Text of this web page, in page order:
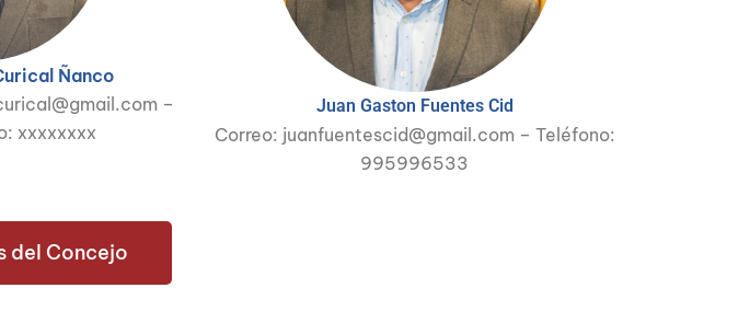
Ñanco
–
xxxxxxxx
Juan Gaston Fuentes Cid
Correo: juanfuentescid@gmail.com – Teléfono:
995996533
del Concejo